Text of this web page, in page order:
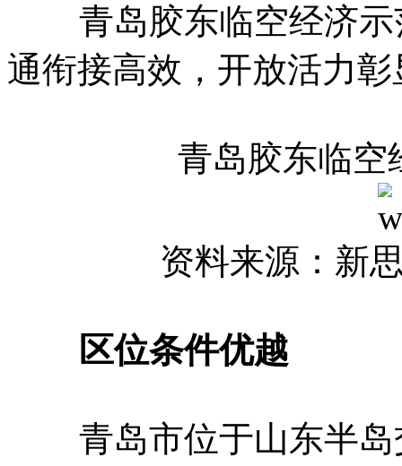
青岛胶东临空经济示
通衔接高效，开放活力
青岛胶东临空
资料来源：新
区位条件优越
青岛市位于山东半岛